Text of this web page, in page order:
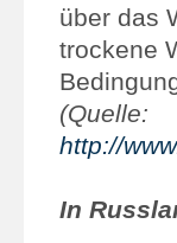
über das
trockene
(Quelle:
http://
In